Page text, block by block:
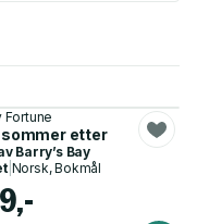
Fortune
sommer etter
Barry’s Bay
| Norsk, Bokmål